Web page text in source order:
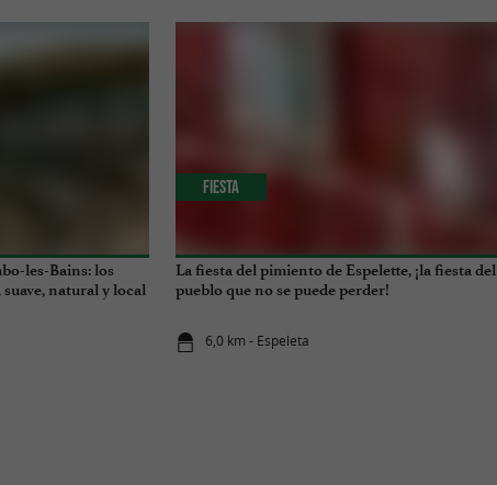
les-Bains: los
natural y local
La fiesta del pimiento de Espelette, ¡la fiesta del
pueblo que no se puede perder!
6,0 km - Espeleta
Fiesta